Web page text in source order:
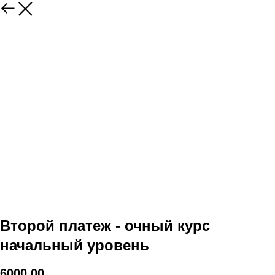
Второй платеж - очный курс
начальный уровень